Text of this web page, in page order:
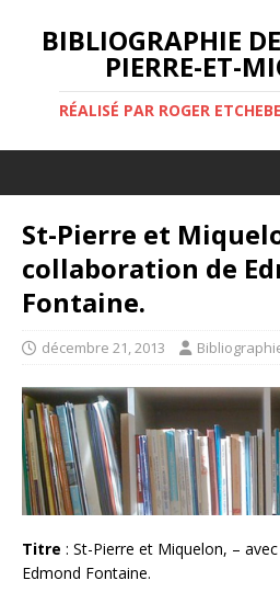
BIBLIOGRAPHIE
PIERRE-ET-
RÉALISÉ PAR ROGER
St-Pierre et
collaboration de
Fontaine.
décembre 21, 2013
Titre : St-Pierre et Miquelon, –
Edmond Fontaine.